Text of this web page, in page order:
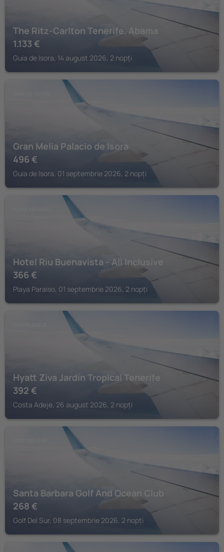
The Ritz-Carlton Tenerife, Abama
1.133 €
Guia de Isora, 14 august 2026, 2 nopți
Gran Melia Palacio de Isora
496 €
Guia de Isora, 01 septembrie 2026, 2 nopți
Hotel Riu Buenavista - All Inclusive
366 €
Playa Paraiso, 01 septembrie 2026, 2 nopți
Hyatt Ziva Jardín Tropical Tenerife
392 €
Costa Adeje, 26 august 2026, 2 nopți
Santa Barbara Golf And Ocean Club
268 €
Golf Del Sur, 08 septembrie 2026, 2 nopți